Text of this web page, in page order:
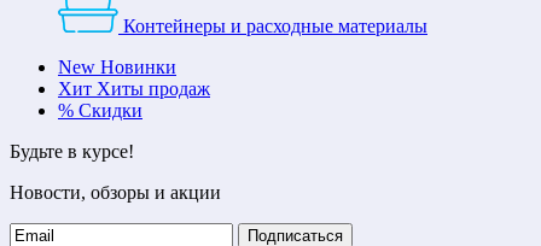
Контейнеры и расходные материалы
New Новинки
Хит Хиты продаж
% Скидки
Будьте в курсе!
Новости, обзоры и акции
Подписаться